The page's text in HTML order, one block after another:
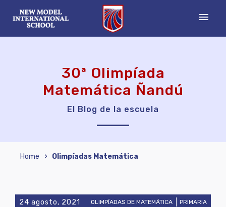
menu
30ª Olimpíada
Matemática Ñandú
El Blog de la escuela
Home › Olimpíadas Matemática
24 agosto, 2021 OLIMPÍADAS DE MATEMÁTICA PRIMARIA